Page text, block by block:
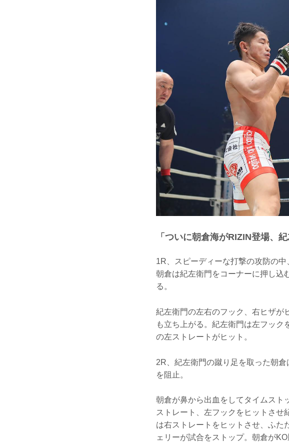
「ついに朝倉海がRIZIN登場、
1R、スピーディーな打撃の攻防の
朝倉は紀左衛門をコーナーに押し込
る。
紀左衛門の左右のフック、右ヒザが
も立ち上がる。紀左衛門は左フッ
の左ストレートがヒット。
2R、紀左衛門の蹴り足を取った朝
を阻止。
朝倉が鼻から出血をしてタイムスト
ストレート、左フックをヒットさせ
は右ストレートをヒットさせ、ふた
ェリーが試合をストップ。朝倉がKO